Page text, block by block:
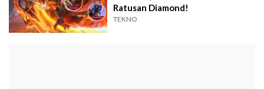
Ratusan Diamond!
TEKNO